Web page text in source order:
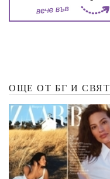
ОЩЕ ОТ БГ И СВЯТ